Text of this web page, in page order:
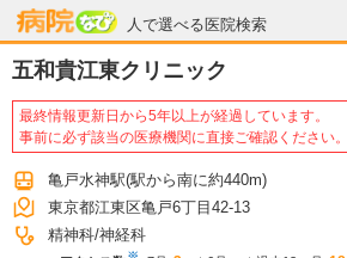
人で選べる医院検索
病院なび
五和貴江東クリニック
最終情報更新日から5年以上が経過しています。
事前に必ず該当の医療機関に直接ご確認ください。
亀戸水神駅(駅から南に約440m)
東京都江東区亀戸6丁目42-13
精神科 神経科